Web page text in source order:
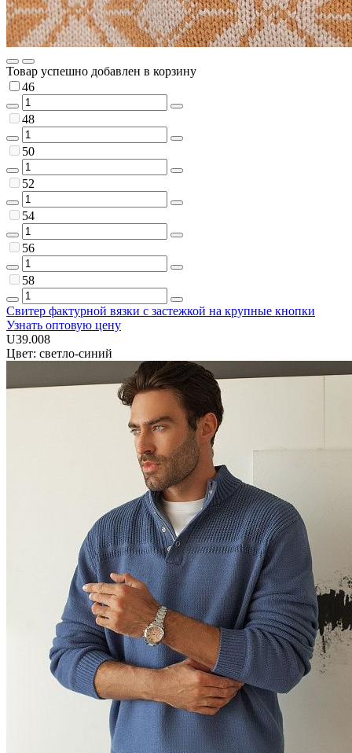
Товар успешно добавлен в корзину
46
48
50
52
54
56
58
Свитер фактурной вязки с застежкой на крупные кнопки
Узнать оптовую цену
U39.008
Цвет: светло-синий